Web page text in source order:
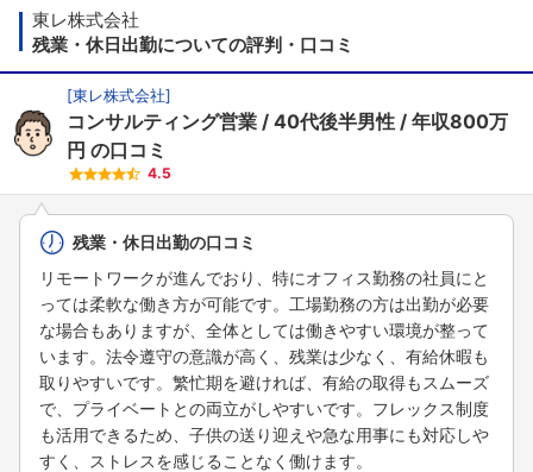
東レ株式会社
残業・休日出勤についての評判・口コミ
[東レ株式会社]
コンサルティング営業 40代後半男性
年収800万
円 の口コミ
4.5
残業・休日出勤の口コミ
リモートワークが進んでおり、特にオフィス勤務の社員にと
っては柔軟な働き方が可能です。工場勤務の方は出勤が必要
な場合もありますが、全体としては働きやすい環境が整って
います。法令遵守の意識が高く、残業は少なく、有給休暇も
取りやすいです。繁忙期を避ければ、有給の取得もスムーズ
で、プライベートとの両立がしやすいです。フレックス制度
も活用できるため、子供の送り迎えや急な用事にも対応しや
すく、ストレスを感じることなく働けます。